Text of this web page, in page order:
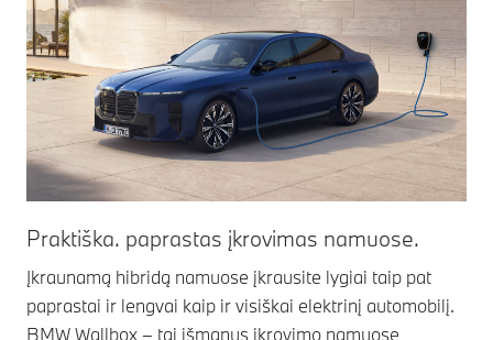
Praktiška. paprastas įkrovimas namuose.
Įkraunamą hibridą namuose įkrausite lygiai taip pat
paprastai ir lengvai kaip ir visiškai elektrinį automobilį.
BMW Wallbox – tai išmanus įkrovimo namuose